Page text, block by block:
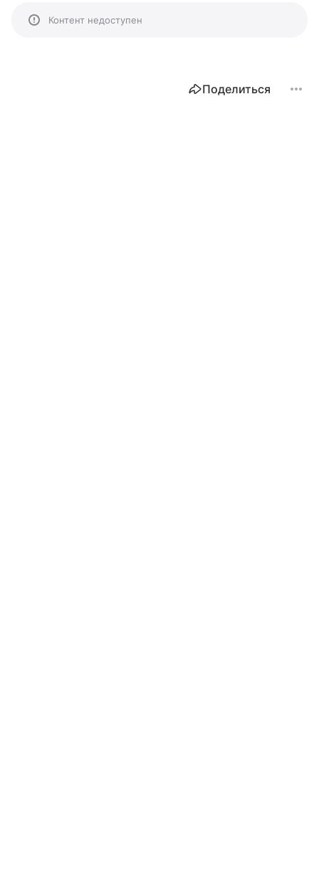
Контент недоступен
Поделиться